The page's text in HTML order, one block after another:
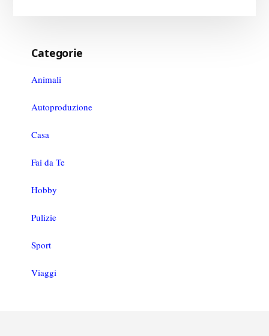
Categorie
Animali
Autoproduzione
Casa
Fai da Te
Hobby
Pulizie
Sport
Viaggi